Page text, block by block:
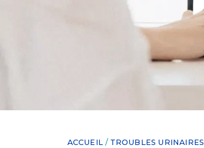
ACCUEIL / TROUBLES URINAIRES